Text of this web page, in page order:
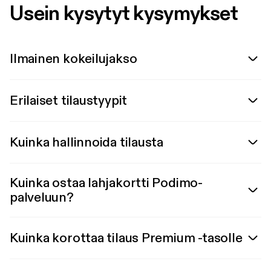
Usein kysytyt kysymykset
Ilmainen kokeilujakso
Erilaiset tilaustyypit
Kuinka hallinnoida tilausta
Kuinka ostaa lahjakortti Podimo-
palveluun?
Kuinka korottaa tilaus Premium -tasolle